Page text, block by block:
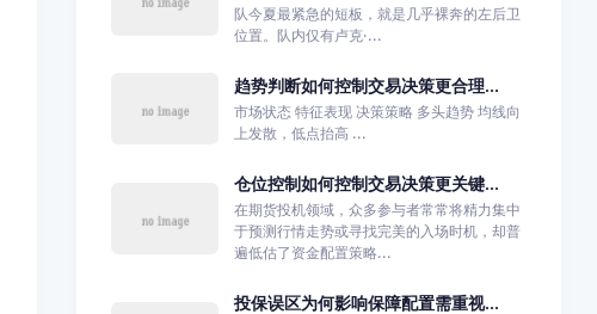
队今夏最紧急的短板，就是几乎裸奔的左后卫
位置。队内仅有卢克·...
趋势判断如何控制交易决策更合理...
市场状态 特征表现 决策策略 多头趋势 均线向
上发散，低点抬高 ...
仓位控制如何控制交易决策更关键...
在期货投机领域，众多参与者常常将精力集中
于预测行情走势或寻找完美的入场时机，却普
遍低估了资金配置策略...
投保误区为何影响保障配置需重视...